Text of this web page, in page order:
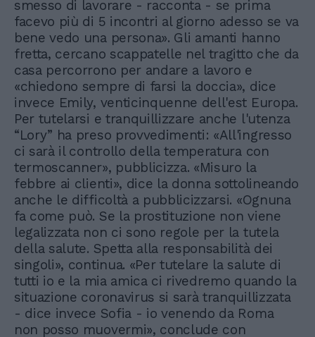
smesso di lavorare - racconta - se prima
facevo più di 5 incontri al giorno adesso se va
bene vedo una persona». Gli amanti hanno
fretta, cercano scappatelle nel tragitto che da
casa percorrono per andare a lavoro e
«chiedono sempre di farsi la doccia», dice
invece Emily, venticinquenne dell'est Europa.
Per tutelarsi e tranquillizzare anche l'utenza
“Lory” ha preso provvedimenti: «All'ingresso
ci sarà il controllo della temperatura con
termoscanner», pubblicizza. «Misuro la
febbre ai clienti», dice la donna sottolineando
anche le difficoltà a pubblicizzarsi. «Ognuna
fa come può. Se la prostituzione non viene
legalizzata non ci sono regole per la tutela
della salute. Spetta alla responsabilità dei
singoli», continua. «Per tutelare la salute di
tutti io e la mia amica ci rivedremo quando la
situazione coronavirus si sarà tranquillizzata
- dice invece Sofia - io venendo da Roma
non posso muovermi», conclude con